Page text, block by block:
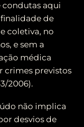
condutas aqui
de
coletiva, no
e sem a
médica
crimes previstos
2006).
não implica
desvios de